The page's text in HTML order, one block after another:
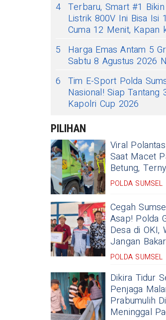
4 Terbaru, Smart #1
Listrik 800V Ini Bisa Isi
Cuma 12 Menit, Kapan
5
Harga Emas Antam 5
Sabtu 8 Agustus 2026
6 Tim E-Sport Polda
Nasional! Siap Tantang
Kapolri Cup 2026
PILIHAN
Viral
Saat Macet
Betung,
POLDA SUMSEL
Cegah
Asap! Polda
Desa di OKI,
Jangan
POLDA SUMSEL
Dikira Tidur
Penjaga
Prabumulih
Meninggal